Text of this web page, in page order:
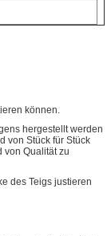
können.
hergestellt werden
von Stück für Stück
von Qualität zu
des Teigs justieren